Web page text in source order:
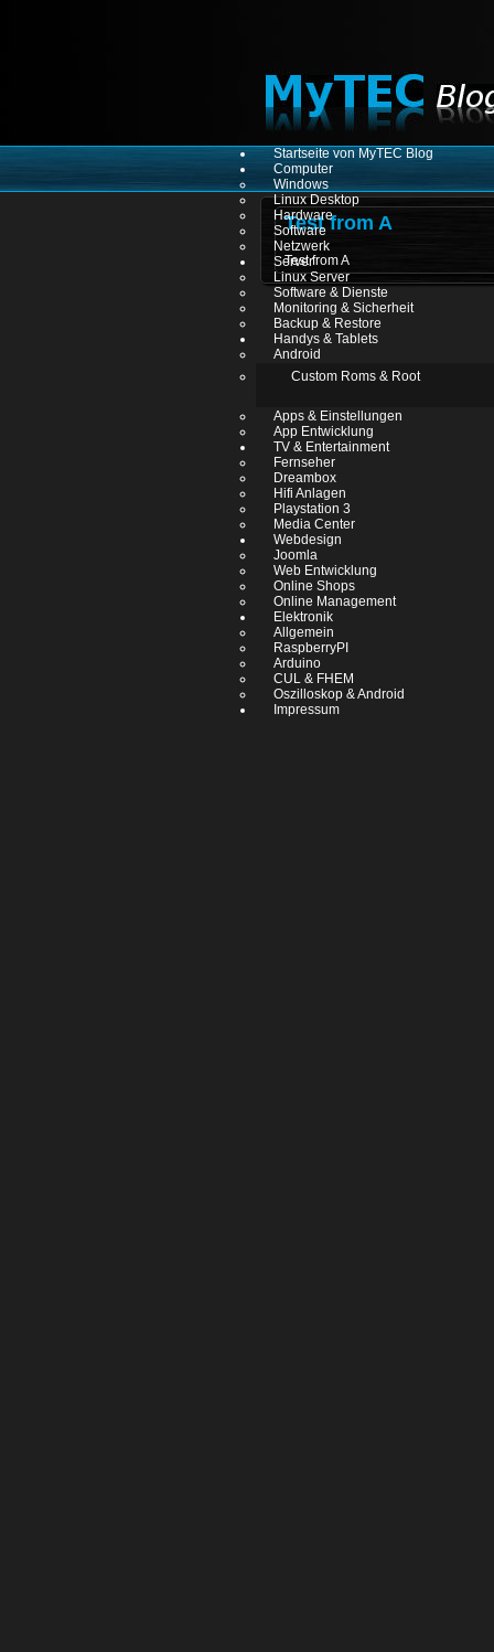
Startseite von MyTEC Blog
Computer
Windows
Linux Desktop
Hardware
Software
Netzwerk
Server
Linux Server
Software & Dienste
Monitoring & Sicherheit
Backup & Restore
Handys & Tablets
Android
Custom Roms & Root
Apps & Einstellungen
App Entwicklung
TV & Entertainment
Fernseher
Dreambox
Hifi Anlagen
Playstation 3
Media Center
Webdesign
Joomla
Web Entwicklung
Online Shops
Online Management
Elektronik
Allgemein
RaspberryPI
Arduino
CUL & FHEM
Oszilloskop & Android
Impressum
Test from A
Test from A